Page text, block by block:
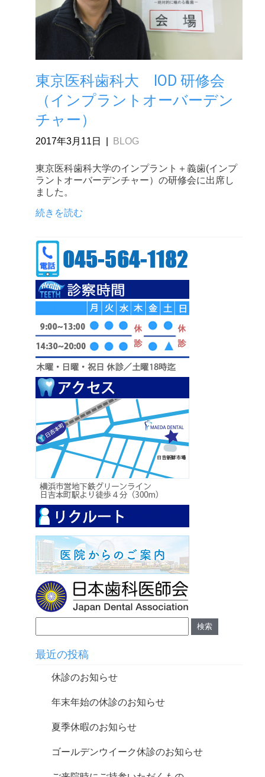
東京医科歯科大 IOD 研修会
（インプラントオーバーデン
チャー）
2017年3月11日 BLOG
東京医科歯科大学のインプラント＋義歯(インプ
ラントオーバーデンチャー）の研修会に出席し
ました。
続きを読む
最近の投稿
休診のお知らせ
年末年始の休診のお知らせ
夏季休暇のお知らせ
ゴールデンウイーク休診のお知らせ